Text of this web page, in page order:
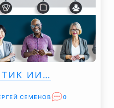
ИИ…
СЕМЕНОВ 0